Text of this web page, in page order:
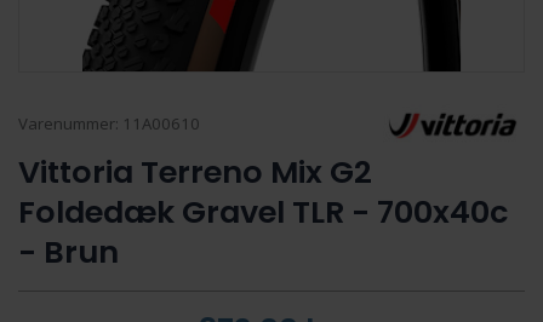
Varenummer: 11A00610
Vittoria Terreno Mix G2
Foldedæk Gravel TLR - 700x40c
- Brun